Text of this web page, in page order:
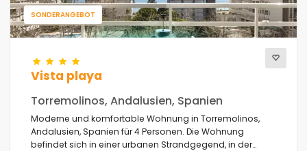
SONDERANGEBOT
Vista playa
Torremolinos, Andalusien, Spanien
Moderne und komfortable Wohnung in Torremolinos,
Andalusien, Spanien für 4 Personen. Die Wohnung
befindet sich in einer urbanen Strandgegend, in der